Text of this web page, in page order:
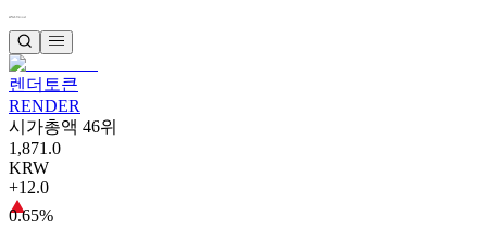
렌더토큰
RENDER
시가총액 46위
1,871.0
KRW
+12.0
0.65%